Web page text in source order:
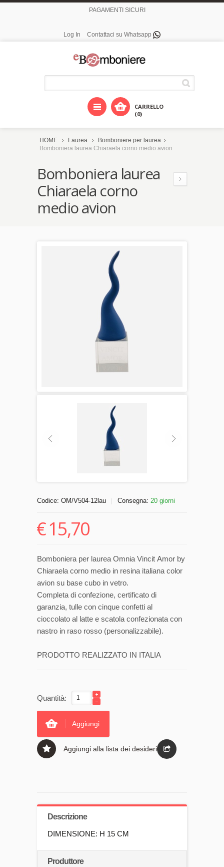
PAGAMENTI SICURI
Log In Contattaci su Whatsapp
CARRELLO
(0)
HOME Laurea
Bomboniere per laurea
Bomboniera laurea Chiaraela corno medio avion
Bomboniera laurea
Chiaraela corno
medio avion
Codice: OM/V504-12lau Consegna: 20 giorni
€15,70
Bomboniera per laurea Omnia Vincit Amor by
Chiaraela corno medio in resina italiana color
avion su base cubo in vetro.
Completa di confezione, certificato di
garanzia, tulle con cinque confetti al
cioccolato al latte e scatola confezionata con
nastro in raso rosso (personalizzabile).
PRODOTTO REALIZZATO IN ITALIA
Quantità:
Aggiungi
Aggiungi alla lista dei desideri
Descrizione
DIMENSIONE: H 15 CM
Produttore